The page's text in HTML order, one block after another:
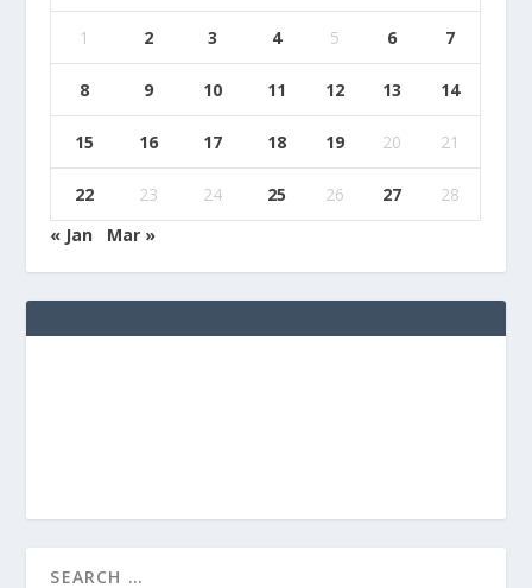
1 2 3 4 5 6 7
8 9 10 11 12 13 14
15 16 17 18 19 20 21
22 23 24 25 26 27
28
« Jan
Mar »